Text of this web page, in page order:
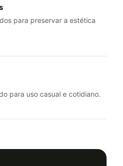
para preservar a estética
para uso casual e cotidiano.